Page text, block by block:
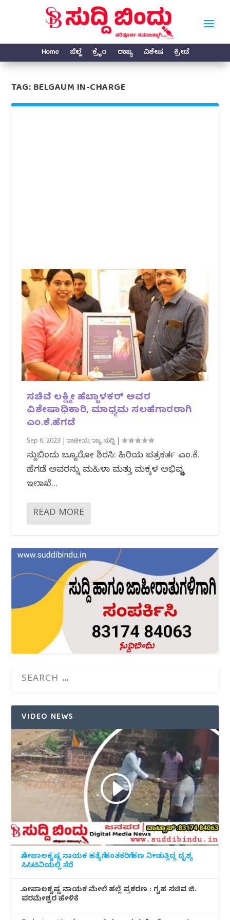
Home ಜಿಲ್ಲೆ ಕ್ರೈಂ ರಾಜ್ಯ ವಿಶೇಷ ಕ್ರೀಡೆ
TAG:BELGAUM IN-CHARGE
ಸಚಿವೆ ಲಕ್ಷ್ಮೀ ಹೆಬ್ಬಾಳಕರ್ ಅವರ
ವಿಶೇಷಾಧಿಕಾರಿ, ಮಾಧ್ಯಮ ಸಲಹೆಗಾರರಾಗಿ
ಎಂ.ಕೆ.ಹೆಗಡೆ
Sep 6, 2023 |ರಾಜಕೀಯ,ರಾಜ್ಯ ಸುದ್ದಿ |
ಸುದ್ದಿಬಿಂದು ಬ್ಯೂರೋ ಶಿರಸಿ: ಹಿರಿಯ ಪತ್ರಕರ್ತ ಎಂ.ಕೆ.
ಹೆಗಡೆ ಅವರನ್ನು ಮಹಿಳಾ ಮತ್ತು ಮಕ್ಕಳ ಅಭಿವೃದ್ಧಿ
ಇಲಾಖೆ...
READ MORE
VIDEO NEWS
ಗೋಪಾಲಕೃಷ್ಣ ನಾಯಕ ಹತ್ಯೆಗೆ ಹಂತಕರಿಗೆ ಹಣ ನೀಡುತ್ತಿದ್ದ ದೃಶ್ಯ
ಸಿಸಿಟಿವಿಯಲ್ಲಿ ಸೆರೆ
ಗೋಪಾಲಕೃಷ್ಣ ನಾಯಕ ಮೇಲೆ ಹಲ್ಲೆ ಪ್ರಕರಣ : ಗೃಹ ಸಚಿವ ಜಿ.
ಪರಮೇಶ್ವರ ಹೇಳಿಕೆ